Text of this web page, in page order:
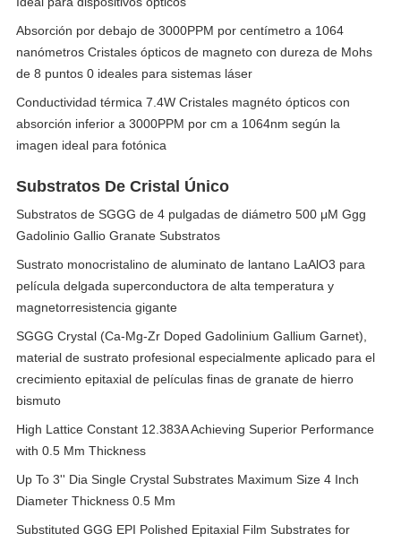
Absorción por debajo de 3000PPM por centímetro a 1064
nanómetros Cristales ópticos de magneto con dureza de Mohs
de 8 puntos 0 ideales para sistemas láser
Conductividad térmica 7.4W Cristales magnéto ópticos con
absorción inferior a 3000PPM por cm a 1064nm según la
imagen ideal para fotónica
Substratos De Cristal Único
Substratos de SGGG de 4 pulgadas de diámetro 500 μM Ggg
Gadolinio Gallio Granate Substratos
Sustrato monocristalino de aluminato de lantano LaAlO3 para
película delgada superconductora de alta temperatura y
magnetorresistencia gigante
SGGG Crystal (Ca-Mg-Zr Doped Gadolinium Gallium Garnet),
material de sustrato profesional especialmente aplicado para el
crecimiento epitaxial de películas finas de granate de hierro
bismuto
High Lattice Constant 12.383A Achieving Superior Performance
with 0.5 Mm Thickness
Up To 3'' Dia Single Crystal Substrates Maximum Size 4 Inch
Diameter Thickness 0.5 Mm
Substituted GGG EPI Polished Epitaxial Film Substrates for